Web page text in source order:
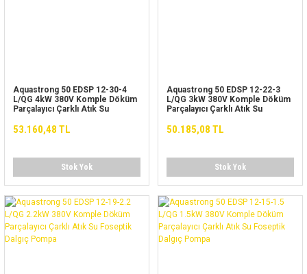
Aquastrong 50 EDSP 12-30-4
L/QG 4kW 380V Komple Döküm
Parçalayıcı Çarklı Atık Su
53.160,48 TL
Stok Yok
Aquastrong 50 EDSP 12-22-3
L/QG 3kW 380V Komple Döküm
Parçalayıcı Çarklı Atık Su
50.185,08 TL
Stok Yok